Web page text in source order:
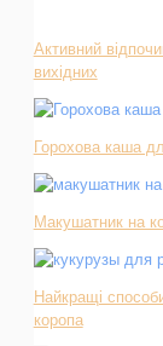
Активний
вихідних
Горохова каша
Макушатник на
Найкращі
коропа